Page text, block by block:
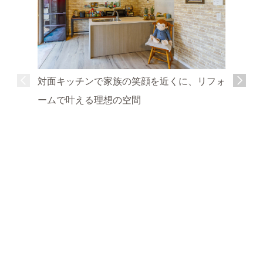
対面キッチンで家族の笑顔を近くに、リフォ
ームで叶える理想の空間